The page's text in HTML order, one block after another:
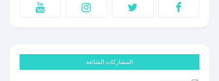
المشاركات الشائعة